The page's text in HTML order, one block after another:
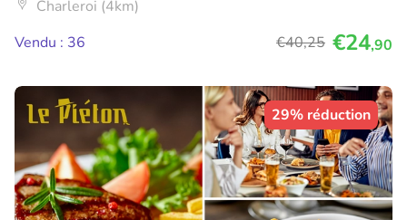
Charleroi (4km)
Vendu : 36
€40,25 €24,90
29% réduction